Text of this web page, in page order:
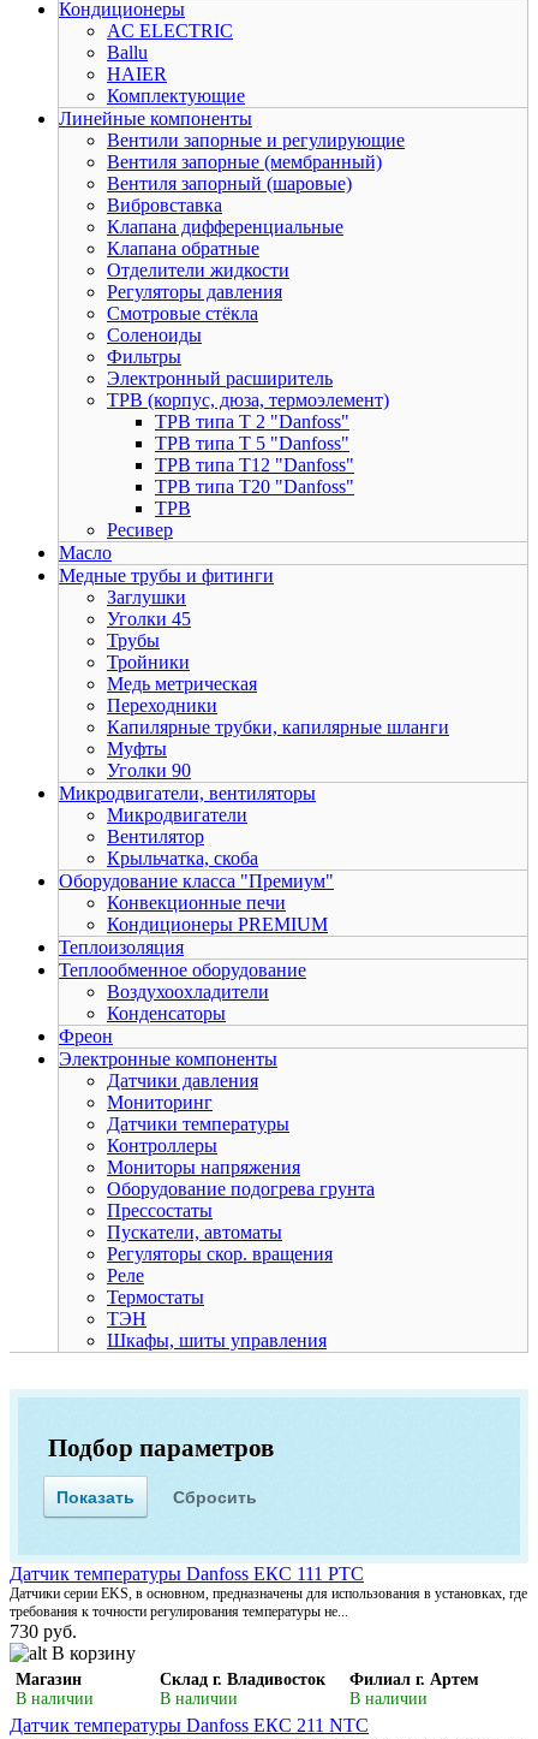
Кондиционеры
AC ELECTRIC
Ballu
HAIER
Комплектующие
Линейные компоненты
Вентили запорные и регулирующие
Вентиля запорные (мембранный)
Вентиля запорный (шаровые)
Вибровставка
Клапана дифференциальные
Клапана обратные
Отделители жидкости
Регуляторы давления
Смотровые стёкла
Соленоиды
Фильтры
Электронный расширитель
ТРВ (корпус, дюза, термоэлемент)
ТРВ типа Т 2 "Danfoss"
ТРВ типа Т 5 "Danfoss"
ТРВ типа Т12 "Danfoss"
ТРВ типа Т20 "Danfoss"
ТРВ
Ресивер
Масло
Медные трубы и фитинги
Заглушки
Уголки 45
Трубы
Тройники
Медь метрическая
Переходники
Капилярные трубки, капилярные шланги
Муфты
Уголки 90
Микродвигатели, вентиляторы
Микродвигатели
Вентилятор
Крыльчатка, скоба
Оборудование класса "Премиум"
Конвекционные печи
Кондиционеры PREMIUM
Теплоизоляция
Теплообменное оборудование
Воздухоохладители
Конденсаторы
Фреон
Электронные компоненты
Датчики давления
Мониторинг
Датчики температуры
Контроллеры
Мониторы напряжения
Оборудование подогрева грунта
Прессостаты
Пускатели, автоматы
Регуляторы скор. вращения
Реле
Термостаты
ТЭН
Шкафы, шиты управления
Подбор параметров
Датчик температуры Danfoss ЕКС 111 PTC
Датчики серии EKS, в основном, предназначены для использования в установках, где
требования к точности регулирования температуры не...
730 руб.
В корзину
Магазин
В наличии
Склад г. Владивосток
В наличии
Филиал г. Артем
В наличии
Датчик температуры Danfoss ЕКС 211 NTC